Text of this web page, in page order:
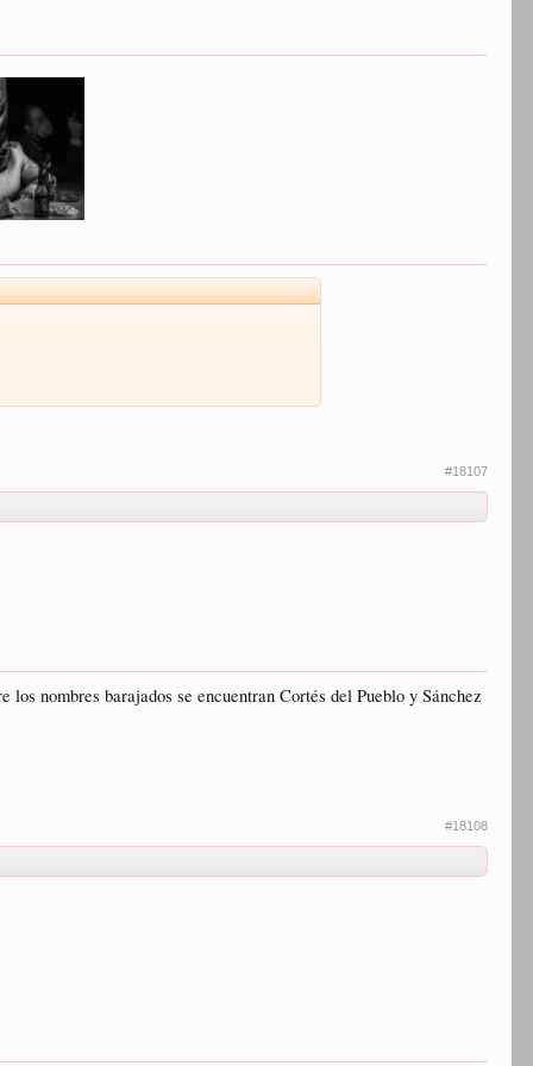
#18107
nombres barajados se encuentran Cortés del Pueblo y Sánchez
#18108